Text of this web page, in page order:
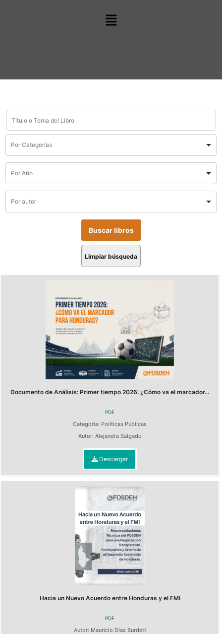
Limpiar búsqueda
Documento de Análisis: Primer tiempo 2026: ¿Cómo va el marcador...
PDF
Categoría: Políticas Públicas
Autor: Alejandra Salgado
Descargar
Hacia un Nuevo Acuerdo entre Honduras y el FMI
PDF
Autor: Mauricio Díaz Burdett